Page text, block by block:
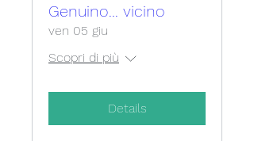
Genuino... vicino
ven 05 giu
Scopri di più
Details